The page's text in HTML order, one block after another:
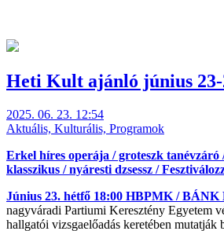
Heti Kult ajánló június 23-
2025. 06. 23. 12:54
Aktuális, Kulturális, Programok
Erkel híres operája / groteszk tanévzáró
klasszikus / nyáresti dzsessz /
Június 23. hétfő 18:00 HBPMK /BÁNK
nagyváradi Partiumi Keresztény Egyetem
hallgatói vizsgaelőadás keretében mutatják